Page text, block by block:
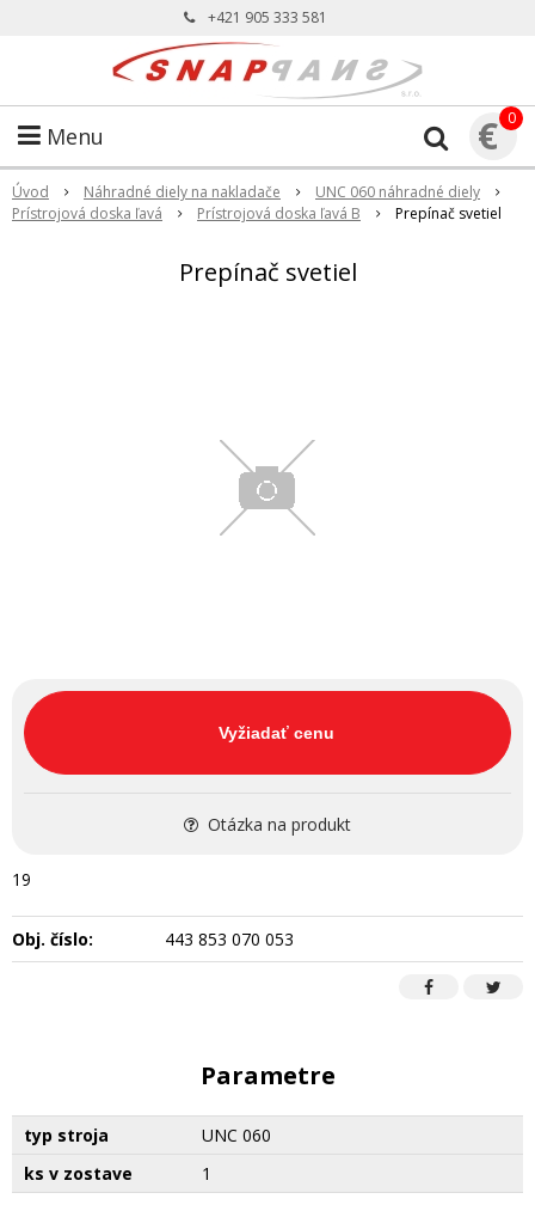
+421 905 333 581
Menu € 0
Úvod Náhradné diely na nakladače
UNC 060 náhradné diely
Prístrojová doska ľavá
Prístrojová doska ľavá B Prepínač svetiel
Prepínač svetiel
Vyžiadať cenu
Otázka na produkt
19
Obj. číslo: 443 853 070 053
Parametre
typ stroja
UNC 060
ks v zostave
1